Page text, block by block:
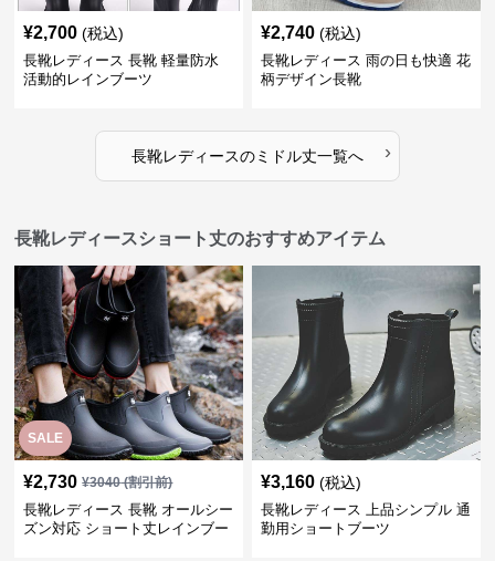
¥2,700 (税込)
長靴レディース 長靴 軽量防水
活動的レインブーツ
¥2,740 (税込)
長靴レディース 雨の日も快適 花
柄デザイン長靴
長靴レディースのミドル丈一覧へ ›
長靴レディースショート丈のおすすめアイテム
SALE
¥2,730 ¥3040(割引前)
長靴レディース 長靴 オールシー
ズン対応 ショート丈レインブー
¥3,160 (税込)
長靴レディース 上品シンプル 通
勤用ショートブーツ